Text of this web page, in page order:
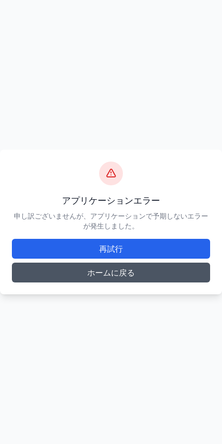
アプリケーションエラー
申し訳ございませんが、アプリケーションで予期しないエラー
が発生しました。
再試行
ホームに戻る